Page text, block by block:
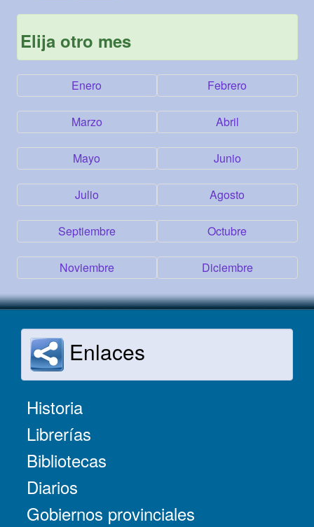
Elija otro mes
Enero Febrero
Marzo Abril
Mayo Junio
Julio Agosto
Septiembre Octubre
Noviembre Diciembre
Enlaces
Historia
Librerías
Bibliotecas
Diarios
Gobiernos provinciales